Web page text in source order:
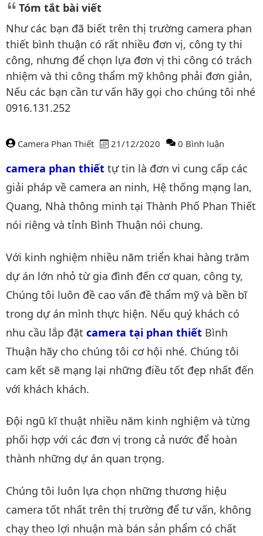
Tóm tắt bài viết
Như các bạn đã biết trên thị trường camera phan
thiết bình thuận có rất nhiều đơn vị, công ty thi
công, nhưng để chọn lựa đơn vị thi công có trách
nhiệm và thi công thẩm mỹ không phải đơn giản,
Nếu các bạn cần tư vấn hãy gọi cho chúng tôi nhé
0916.131.252
Camera Phan Thiết 21/12/2020 0 Bình luận
Nội dung bài viết
camera phan thiết tự tin là đơn vi cung cấp các
giải pháp về camera an ninh, Hệ thống mạng lan,
Quang, Nhà thông minh tại Thành Phố Phan Thiết
nói riêng và tỉnh Bình Thuận nói chung.
Với kinh nghiệm nhiều năm triển khai hàng trăm
dự án lớn nhỏ từ gia đình đến cơ quan, công ty,
Chúng tôi luôn đề cao vấn đề thẩm mỹ và bền bĩ
trong dự án mình thực hiện. Nếu quý khách có
nhu cầu lắp đặt camera tại phan thiết Bình
Thuận hãy cho chúng tôi cơ hội nhé. Chúng tôi
cam kết sẽ mạng lại những điều tốt đẹp nhất đến
với khách khách.
Đội ngũ kĩ thuật nhiều năm kinh nghiệm và từng
phối hợp với các đơn vị trong cả nước để hoàn
thành những dự án quan trọng.
Chúng tôi luôn lựa chọn những thương hiệu
camera tốt nhất trên thị trường để tư vấn, không
chạy theo lợi nhuận mà bán sản phẩm có chất